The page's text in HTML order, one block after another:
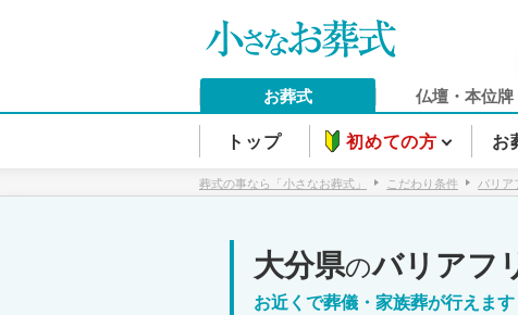
お葬式 仏壇・本位牌
トップ 初めての方 お
葬式の事なら「小さなお葬式」 こだわり条件 バリア
大分県のバリアフ
お近くで葬儀・家族葬が行えます